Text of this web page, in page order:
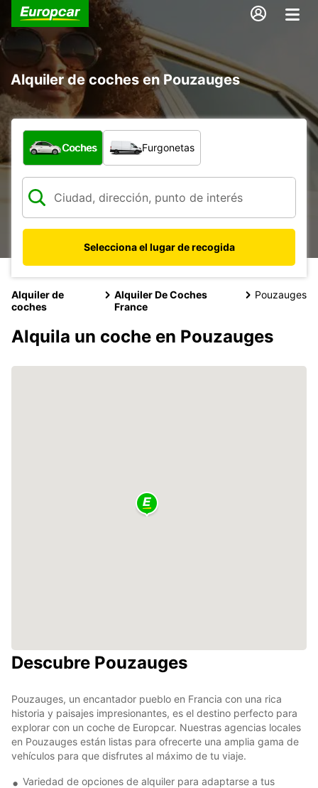
Alquiler de coches en Pouzauges
¿Qué tipo de vehículo?
Coches Furgonetas
Selecciona el lugar de recogida
Alquiler de
coches
Alquiler De Coches
France
Pouzauges
Alquila un coche en Pouzauges
Descubre Pouzauges
Pouzauges, un encantador pueblo en Francia con una rica
historia y paisajes impresionantes, es el destino perfecto para
explorar con un coche de Europcar. Nuestras agencias locales
en Pouzauges están listas para ofrecerte una amplia gama de
vehículos para que disfrutes al máximo de tu viaje.
Variedad de opciones de alquiler para adaptarse a tus